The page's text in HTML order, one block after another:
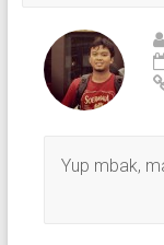
Yup mbak,